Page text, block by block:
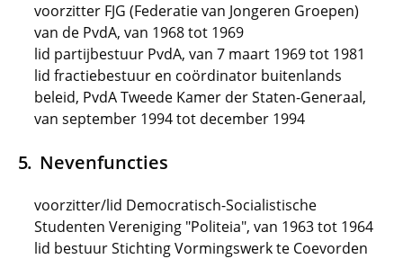
voorzitter FJG (Federatie van Jongeren Groepen)
van de PvdA, van 1968 tot 1969
lid partijbestuur PvdA, van 7 maart 1969 tot 1981
lid fractiebestuur en coördinator buitenlands
beleid, PvdA Tweede Kamer der Staten-Generaal,
van september 1994 tot december 1994
Nevenfuncties
voorzitter/lid Democratisch-Socialistische
Studenten Vereniging "Politeia", van 1963 tot 1964
lid bestuur Stichting Vormingswerk te Coevorden